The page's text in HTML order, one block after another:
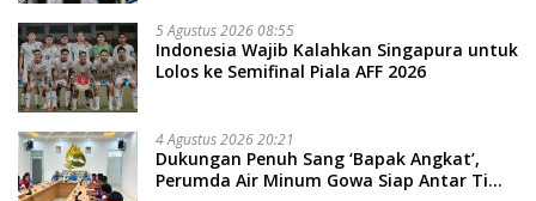
5 Agustus 2026 08:55
Indonesia Wajib Kalahkan Singapura untuk
Lolos ke Semifinal Piala AFF 2026
4 Agustus 2026 20:21
Dukungan Penuh Sang ‘Bapak Angkat’,
Perumda Air Minum Gowa Siap Antar Tim